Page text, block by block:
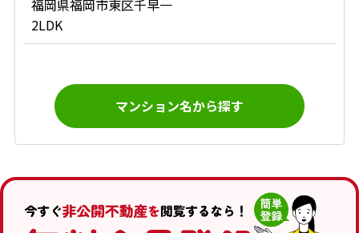
福岡県福岡市東区千早一
2LDK
マンション名から探す